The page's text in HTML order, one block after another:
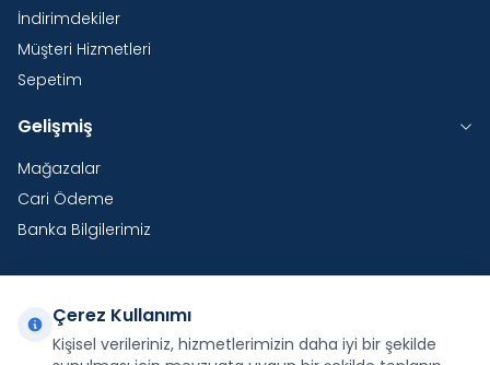
İndirimdekiler
Müşteri Hizmetleri
Sepetim
Gelişmiş
Mağazalar
Cari Ödeme
Banka Bilgilerimiz
Yurtdışı Kargo
Çerez Kullanımı
Kişisel verileriniz, hizmetlerimizin daha iyi bir şekilde